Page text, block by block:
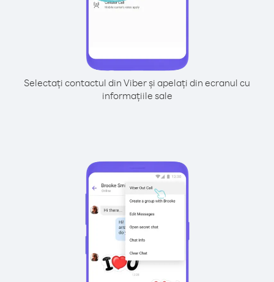
Selectați contactul din Viber și apelați din ecranul cu
informațiile sale